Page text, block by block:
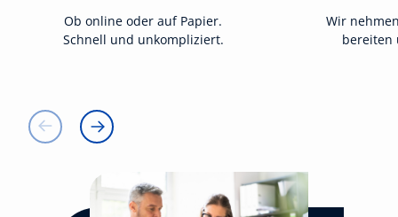
Ob online oder auf Papier.
Schnell und unkompliziert.
Wir
bereiten